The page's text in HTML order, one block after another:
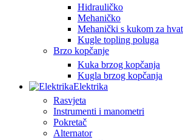
Hidrauličko
Mehaničko
Mehanički s kukom za
Kugle topling poluga
Brzo kopčanje
Kuka brzog kopčanja
Kugla brzog kopčanja
Elektrika
Rasvjeta
Instrumenti i manometri
Pokretač
Alternator